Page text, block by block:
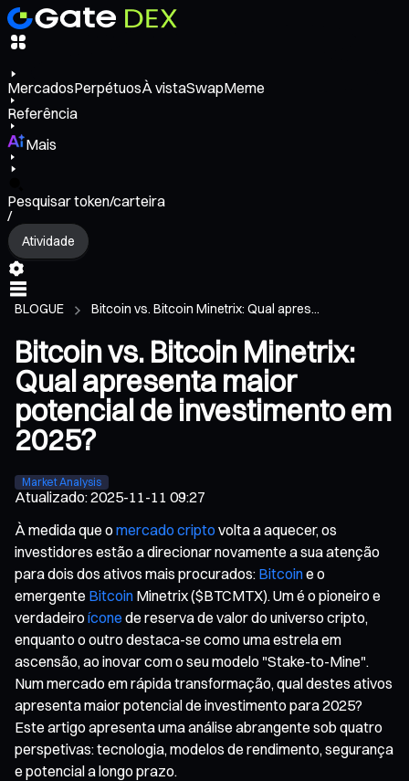
MercadosPerpétuosÀ vistaSwapMeme
Referência
Mais
Pesquisar token/carteira
/
Atividade
BLOGUE Bitcoin vs. Bitcoin Minetrix: Qual apres...
Bitcoin vs. Bitcoin Minetrix:
Qual apresenta maior
potencial de investimento em
2025?
Market Analysis
Atualizado:2025-11-11 09:27
À medida que omercado criptovolta a aquecer, os
investidores estão a direcionar novamente a sua atenção
para dois dos ativos mais procurados: Bitcoine o
emergente Bitcoin Minetrix ($BTCMTX). Um é o pioneiro e
verdadeiroícone de reserva de valor do universo cripto,
enquanto o outro destaca-se como uma estrela em
ascensão, ao inovar com o seu modelo "Stake-to-Mine".
Num mercado em rápida transformação, qual destes ativos
apresenta maior potencial de investimento para 2025?
Este artigo apresenta uma análise abrangente sob quatro
perspetivas: tecnologia, modelos de rendimento, segurança
e potencial a longo prazo.